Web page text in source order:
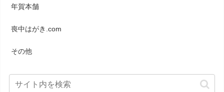
年賀本舗
喪中はがき.com
その他